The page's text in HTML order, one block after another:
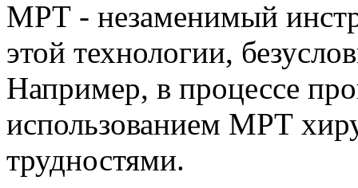
МРТ - незаменимый
этой технологии,
Например, в процессе
использованием МРТ
трудностями.